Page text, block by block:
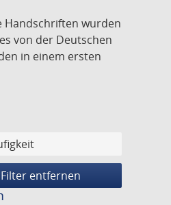
Handschriften wurden
von der Deutschen
in einem ersten
entfernen